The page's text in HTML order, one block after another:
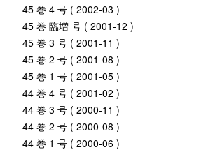
45 巻 4 号 ( 2002-03 )
45 巻 臨増 号 ( 2001-12 )
45 巻 3 号 ( 2001-11 )
45 巻 2 号 ( 2001-08 )
45 巻 1 号 ( 2001-05 )
44 巻 4 号 ( 2001-02 )
44 巻 3 号 ( 2000-11 )
44 巻 2 号 ( 2000-08 )
44 巻 1 号 ( 2000-06 )